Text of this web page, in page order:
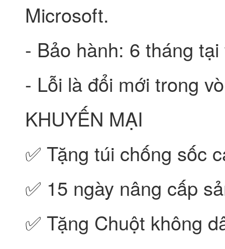
Microsoft.
- Bảo hành: 6 tháng
- Lỗi là đổi mới trong
KHUYẾN MẠI
✅ Tặng túi chống sốc
✅ 15 ngày nâng cấp
✅ Tặng Chuột không